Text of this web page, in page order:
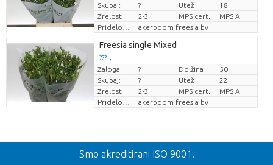
Skupaj:
? Utež
18
Zrelost
2-3 MPS cert.
MPS A
akerboom freesia bv
Freesia single Mixed
??? -,--
Cena za kos
Zaloga ? Dolžina
50
Skupaj:
? Utež
22
Zrelost
2-3 MPS cert.
MPS A
akerboom freesia bv
Nazaj
Smo akreditirani ISO 9001.